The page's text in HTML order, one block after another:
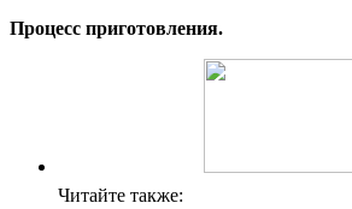
Процесс приготовления.
Читайте также: